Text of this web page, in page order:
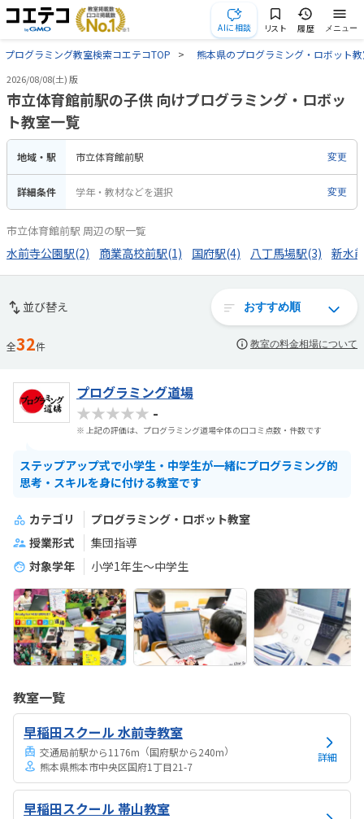
AIに相談 リスト 履歴 メニュー
プログラミング教室検索コエテコTOP 熊本県のプログラミング・ロボット
2026/08/08(土) 版
市立体育館前駅の子供 向けプログラミング・ロボッ
ト教室一覧
地域・駅 市立体育館前駅 変更
詳細条件 学年・教材などを選択 変更
市立体育館前駅 周辺の駅一覧
水前寺公園駅(2) 商業高校前駅(1) 国府駅(4) 八丁馬場駅(3) 新水
並び替え
全32件 教室の料金相場について
プログラミング道場
★★★★★ -
※ 上記の評価は、プログラミング道場全体の口コミ点数・件数です
ステップアップ式で小学生・中学生が一緒にプログラミング的
思考・スキルを身に付ける教室です
カテゴリ
プログラミング・ロボット教室
授業形式
集団指導
対象学年
小学1年生～中学生
教室一覧
早稲田スクール 水前寺教室
交通局前駅から1176m （国府駅から240m）
熊本県熊本市中央区国府1丁目21-7
詳細
早稲田スクール 帯山教室